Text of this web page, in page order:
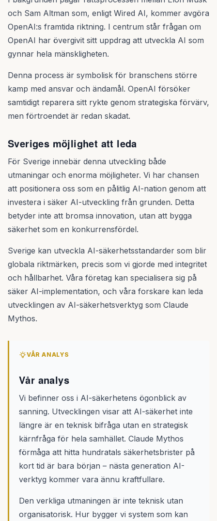
och Sam Altman som, enligt Wired AI, kommer avgöra
OpenAI:s framtida riktning. I centrum står frågan om
OpenAI har övergivit sitt uppdrag att utveckla AI som
gynnar hela mänskligheten.
Denna process är symbolisk för branschens större
kamp med ansvar och ändamål. OpenAI försöker
samtidigt reparera sitt rykte genom strategiska förvärv,
men förtroendet är redan skadat.
Sveriges möjlighet att leda
För Sverige innebär denna utveckling både
utmaningar och enorma möjligheter. Vi har chansen
att positionera oss som en pålitlig AI-nation genom att
investera i säker AI-utveckling från grunden. Detta
betyder inte att bromsa innovation, utan att bygga
säkerhet som en konkurrensfördel.
Sverige kan utveckla AI-säkerhetsstandarder som blir
globala riktmärken, precis som vi gjorde med integritet
och hållbarhet. Våra företag kan specialisera sig på
säker AI-implementation, och våra forskare kan leda
utvecklingen av AI-säkerhetsverktyg som Claude
Mythos.
VÅR ANALYS
Vår analys
Vi befinner oss i AI-säkerhetens ögonblick av
sanning. Utvecklingen visar att AI-säkerhet inte
längre är en teknisk bifråga utan en strategisk
kärnfråga för hela samhället. Claude Mythos
förmåga att hitta hundratals säkerhetsbrister på
kort tid är bara början – nästa generation AI-
verktyg kommer vara ännu kraftfullare.
Den verkliga utmaningen är inte teknisk utan
organisatorisk. Hur bygger vi system som kan